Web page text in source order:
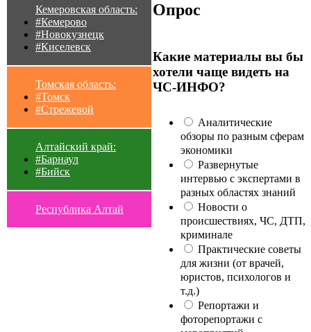
Кемеровская область:
#Кемерово
#Новокузнецк
#Киселевск
Томская область:
#Томск
#Стрежевой
Алтайский край:
#Барнаул
#Бийск
Республика Алтай
Опрос
Какие материалы вы бы
хотели чаще видеть на
ЧС-ИНФО?
Аналитические
обзоры по разным сферам
экономики
Развернутые
интервью с экспертами в
разных областях знаний
Новости о
происшествиях, ЧС, ДТП,
криминале
Практические советы
для жизни (от врачей,
юристов, психологов и
т.д.)
Репортажи и
фоторепортажи с